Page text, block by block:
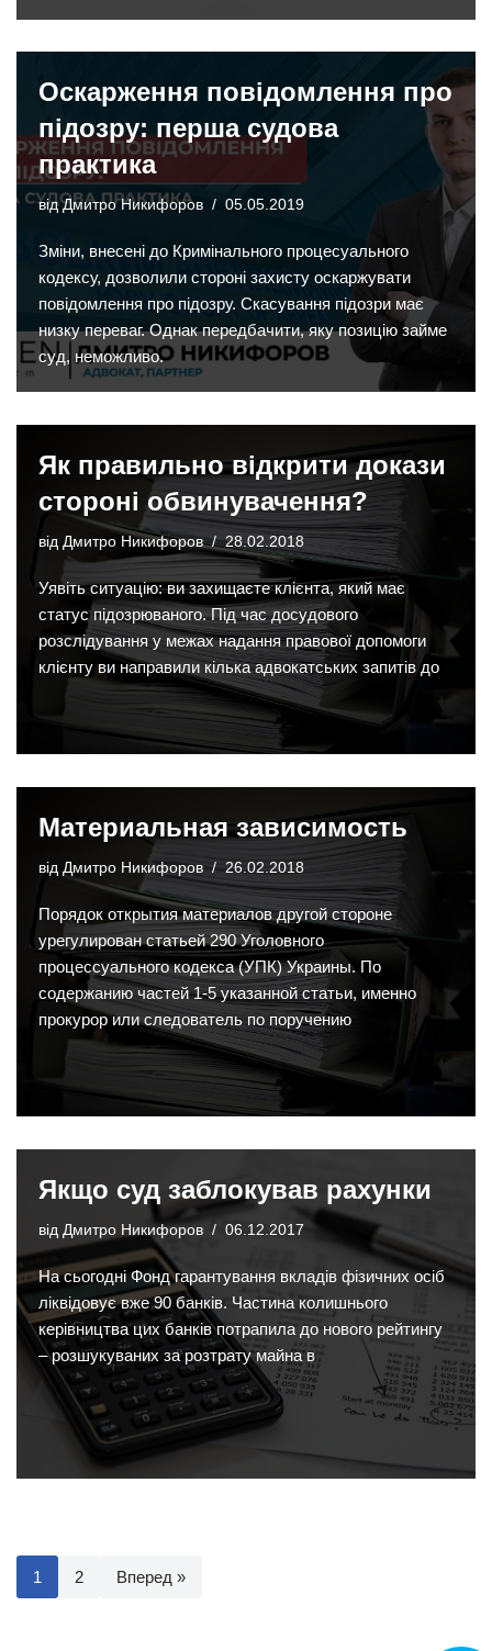
Оскарження повідомлення про
підозру: перша судова
практика
відДмитро Никифоров 05.05.2019
Зміни, внесені до Кримінального процесуального
кодексу, дозволили стороні захисту оскаржувати
повідомлення про підозру. Скасування підозри має
низку переваг. Однак передбачити, яку позицію займе
суд, неможливо.
Як правильно відкрити докази
стороні обвинувачення?
від Дмитро Никифоров 28.02.2018
Уявіть ситуацію: ви захищаєте клієнта, який має
статус підозрюваного. Під час досудового
розслідування у межах надання правової допомоги
клієнту ви направили кілька адвокатських запитів до
Материальная зависимость
від Дмитро Никифоров 26.02.2018
Порядок открытия материалов другой стороне
урегулирован статьей 290 Уголовного
процессуального кодекса (УПК) Украины. По
содержанию частей 1-5 указанной статьи, именно
прокурор или следователь по поручению
Якщо суд заблокував рахунки
від Дмитро Никифоров 06.12.2017
На сьогодні Фонд гарантування вкладів фізичних осіб
ліквідовує вже 90 банків. Частина колишнього
керівництва цих банків потрапила до нового рейтингу
– розшукуваних за розтрату майна в
1 2 Вперед »